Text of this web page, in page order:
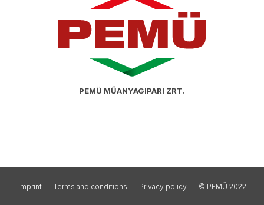
PEMÜ MŰANYAGIPARI ZRT.
Imprint Terms and conditions Privacy policy © PEMÜ 2022